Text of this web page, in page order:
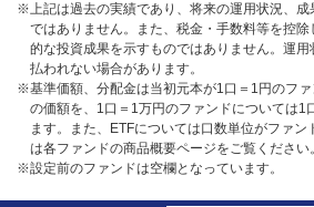
※上記は過去の実績であり、将来の運用状況、成
ではありません。また、税金・手数料等を控
的な投資成果を示すものではありません。運
払われない場合があります。
※基準価額、分配金は当初元本が1口＝1円のフ
の価額を、1口＝1万円のファンドについては1
ます。また、ETFについては口数単位がファン
は各ファンドの商品概要ページをご覧ください。
※設定前のファンドは空欄となっています。